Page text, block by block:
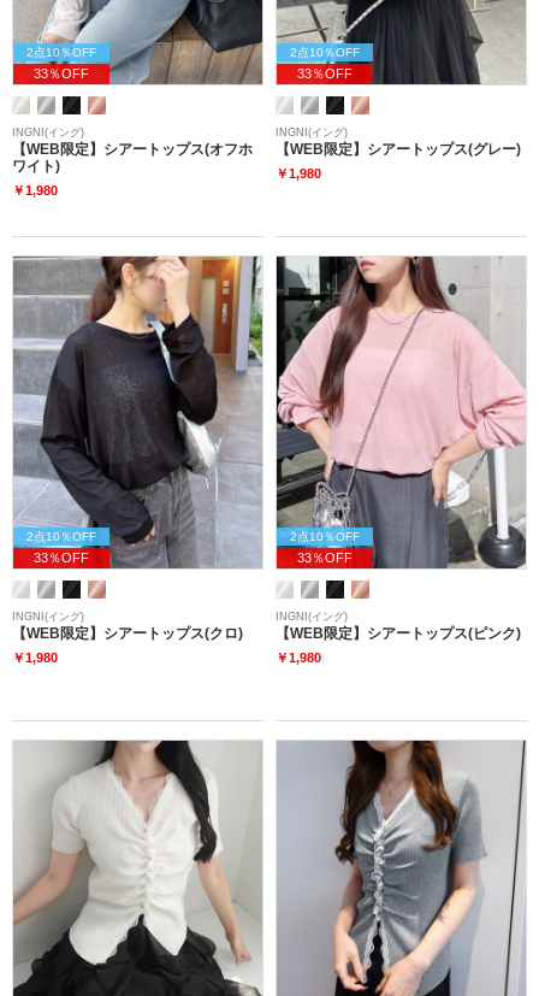
2点10％OFF
33％OFF
INGNI(イング)
【WEB限定】シアートップス(オフホ
ワイト)
￥1,980
2点10％OFF
33％OFF
INGNI(イング)
【WEB限定】シアートップス(グレー)
￥1,980
2点10％OFF
33％OFF
INGNI(イング)
【WEB限定】シアートップス(クロ)
￥1,980
2点10％OFF
33％OFF
INGNI(イング)
【WEB限定】シアートップス(ピンク)
￥1,980